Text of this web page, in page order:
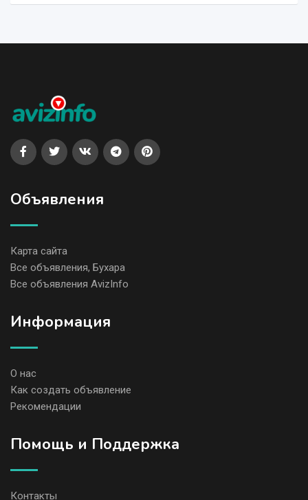
Объявления
Карта сайта
Все объявления, Бухара
Все объявления AvizInfo
Информация
О нас
Как создать объявление
Рекомендации
Помощь и Поддержка
Контакты